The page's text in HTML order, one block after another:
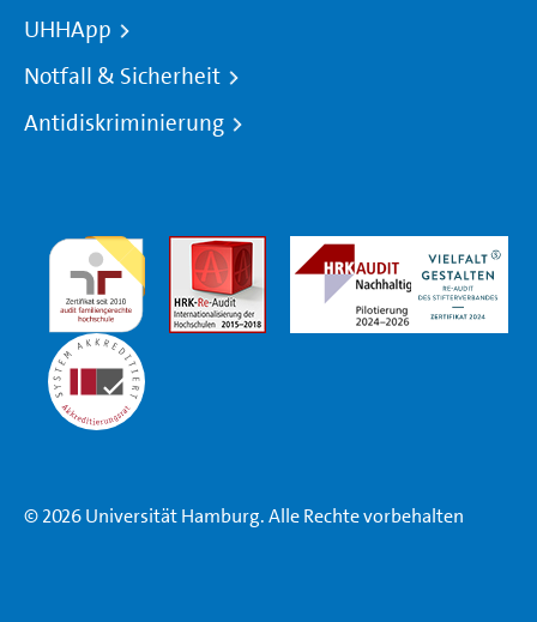
UHHApp
Notfall & Sicherheit
Antidiskriminierung
© 2026 Universität Hamburg. Alle Rechte vorbehalten